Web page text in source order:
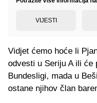
VIJESTI
Vidjet ćemo hoće li
odvesti u Seriju A ili
Bundesligi, mada u
ostane njihov član